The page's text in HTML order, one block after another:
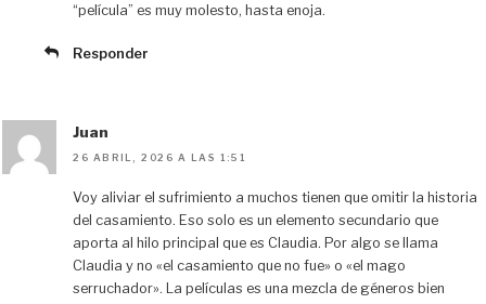
“película” es muy molesto, hasta enoja.
Responder
Juan
26 ABRIL, 2026 A LAS 1:51
Voy aliviar el sufrimiento a muchos tienen que omitir la historia
del casamiento. Eso solo es un elemento secundario que
aporta al hilo principal que es Claudia. Por algo se llama
Claudia y no «el casamiento que no fue» o «el mago
serruchador». La películas es una mezcla de géneros bien